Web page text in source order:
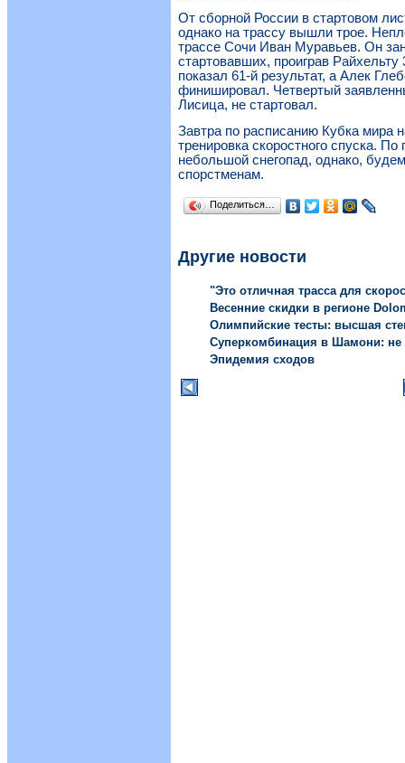
От сборной России в стартовом
однако на трассу вышли трое.
трассе Сочи Иван Муравьев. Он
стартовавших, проиграв
показал 61-й результат, а Алек
финишировал. Четвертый
Лисица, не стартовал.
Завтра по расписанию Кубка мира
тренировка скоростного спуска.
небольшой снегопад, однако,
спорстменам.
Поделиться…
Другие новости
"Это отличная трасса для
Весенние скидки в регионе
Олимпийские тесты: высшая
Суперкомбинация в Шамони: не
Эпидемия сходов